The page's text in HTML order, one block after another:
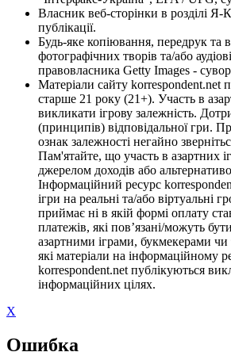
Власник веб-сторінки в розділі Я-
публікації.
Будь-яке копіювання, передрук та
фотографічних творів та/або
правовласника Getty Images -
Матеріали сайту korrespondent.net
старше 21 року (21+). Участь в
викликати ігрову залежність.
(принципів) відповідальної гри.
ознак залежності негайно
Пам'ятайте, що участь в азартних
джерелом доходів або
Інформаційний ресурс
ігри на реальні та/або віртуальні
приймає ні в якій формі оплату
платежів, які пов’язані/можуть
азартними іграми, букмекерами чи
які матеріали на інформаційному
korrespondent.net публікуються
інформаційних цілях.
X
Ошибка